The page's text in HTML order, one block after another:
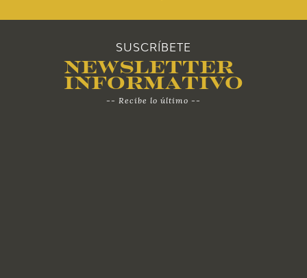
SUSCRÍBETE
Newsletter
Informativo
-- Recibe lo último --